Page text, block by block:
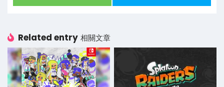
Related entry 相關文章